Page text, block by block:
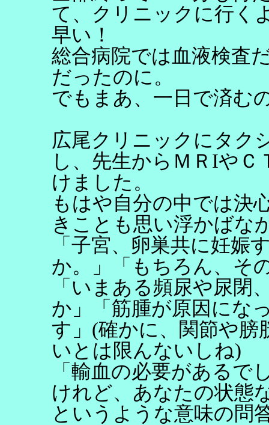
て、クリニックに行く
早い！
総合病院では血液検査
だったのに。
でもまあ、一日で済む
広尾クリニックにタク
し、先生からＭＲIや
けました。
もはや自分の中では決
きことも思い浮かばな
「子宮、卵巣共に妊娠
か。」「もちろん、そ
「いまある頻尿や尿閉
か」「筋腫が原因にな
す」(確かに、関節や膀
いとは限んないしね)
「輸血の必要があるで
けれど、あなたの状態
というような意味の問